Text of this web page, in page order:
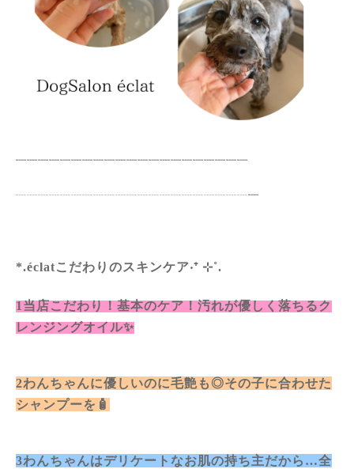
┈┈┈┈┈┈┈┈┈┈┈┈┈┈┈┈┈┈┈┈┈
┈┈┈┈┈┈┈┈┈┈┈┈┈┈┈┈┈┈┈┈┈┈
*.éclatこだわりのスキンケア‧⁺ ⊹˚.
1当店こだわり！基本のケア！ 汚れが優しく落ちるク
レンジングオイル✨
2わんちゃんに優しいのに毛艶も◎その子に合わせた
シャンプーを🧴
3わんちゃんはデリケートなお肌の持ち主だから…全